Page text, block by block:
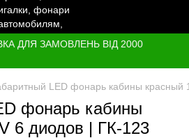
ДЛЯ ЗАМОВЛЕНЬ ВІД 2000
LED фонарь кабины красный
фонарь кабины
6 диодов | ГК-123